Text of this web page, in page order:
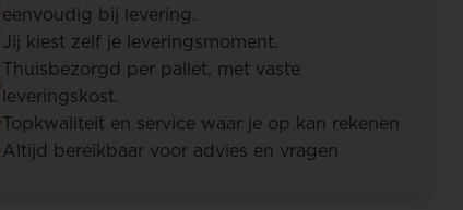
eenvoudig bij levering.
Jij kiest zelf je leveringsmoment.
Thuisbezorgd per pallet, met vaste
leveringskost.
Topkwaliteit en service waar je op kan rekenen
Altijd bereikbaar voor advies en vragen